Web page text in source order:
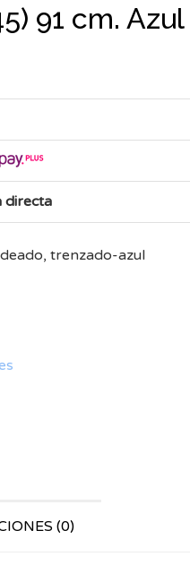
91 cm. Azul
directa
trenzado-azul
(0)